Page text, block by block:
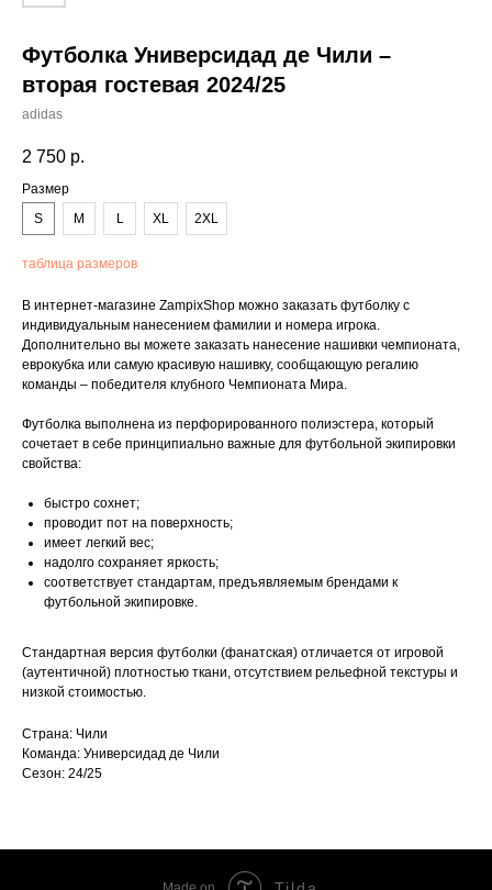
Футболка Универсидад де Чили –
вторая гостевая 2024/25
adidas
2 750 р.
Размер
S
M L XL 2XL
таблица размеров
В интернет-магазине ZampixShop можно заказать футболку с
индивидуальным нанесением фамилии и номера игрока.
Дополнительно вы можете заказать нанесение нашивки чемпионата,
еврокубка или самую красивую нашивку, сообщающую регалию
команды – победителя клубного Чемпионата Мира.
Футболка выполнена из перфорированного полиэстера, который
сочетает в себе принципиально важные для футбольной экипировки
свойства:
быстро сохнет;
проводит пот на поверхность;
имеет легкий вес;
надолго сохраняет яркость;
соответствует стандартам, предъявляемым брендами к
футбольной экипировке.
Стандартная версия футболки (фанатская) отличается от игровой
(аутентичной) плотностью ткани, отсутствием рельефной текстуры и
низкой стоимостью.
Страна: Чили
Команда: Универсидад де Чили
Сезон: 24/25